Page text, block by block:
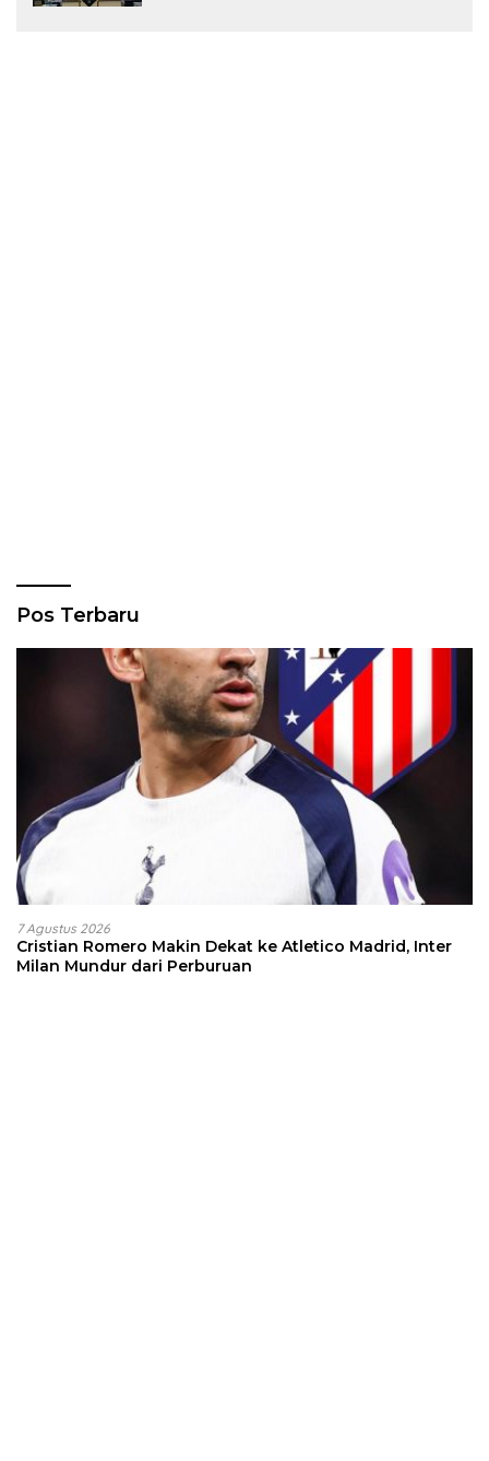
Pos Terbaru
7 Agustus 2026
Cristian Romero Makin Dekat ke Atletico Madrid, Inter
Milan Mundur dari Perburuan